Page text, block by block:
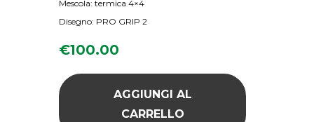
Mescola: termica 4×4
Disegno: PRO GRIP 2
€100.00
AGGIUNGI AL
CARRELLO